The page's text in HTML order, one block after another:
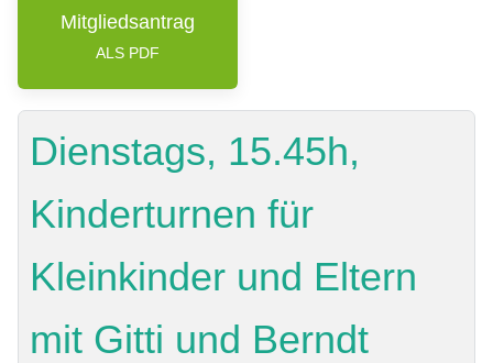
Mitgliedsantrag
ALS PDF
Dienstags, 15.45h,
Kinderturnen für
Kleinkinder und Eltern
mit Gitti und Berndt